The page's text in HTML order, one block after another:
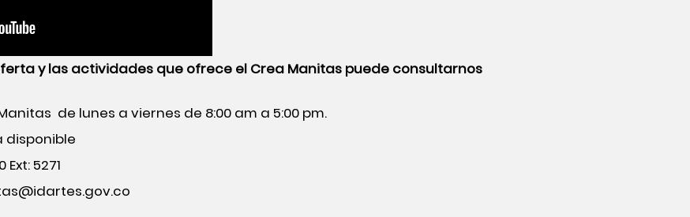
y las actividades que ofrece el Crea Manitas puede consultarnos
de lunes a viernes de 8:00 am a 5:00 pm.
disponible
5271